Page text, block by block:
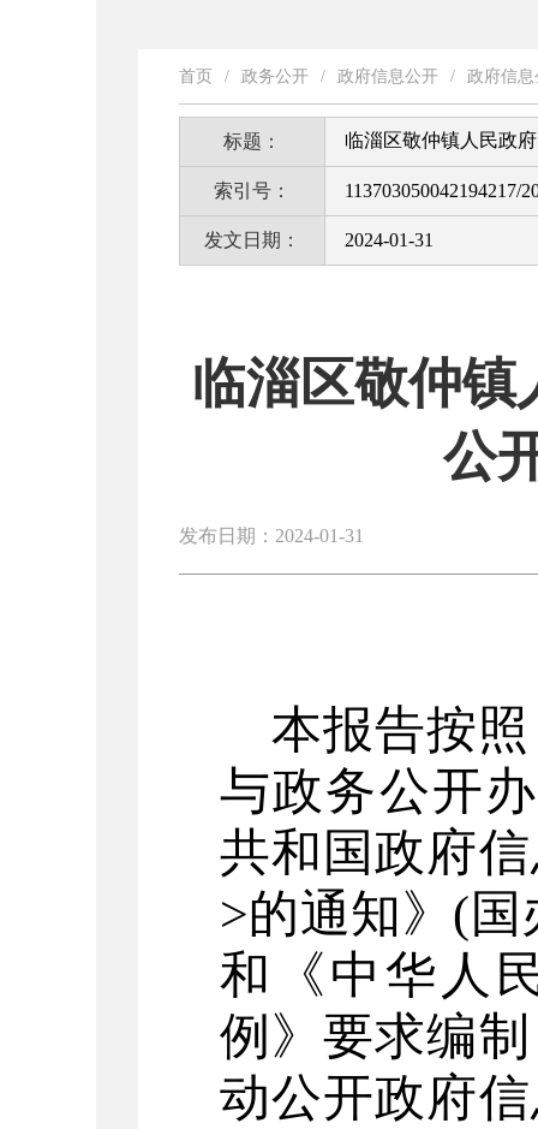
首页 / 政务公开 / 政府信息公开 / 政府信
标题： 临淄区敬仲镇人民政
索引号： 113703050042194217/
发文日期： 2024-01-31
临淄区敬仲镇
公
发布日期：2024-01-31
本报告按
与政务公开
共和国政府
>的通知》 (
和《中华人
例》要求编
动公开政府